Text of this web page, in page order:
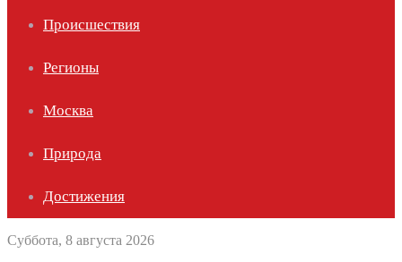
Происшествия
Регионы
Москва
Природа
Достижения
Суббота, 8 августа 2026